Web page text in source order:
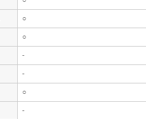
○
○
-
-
○
-